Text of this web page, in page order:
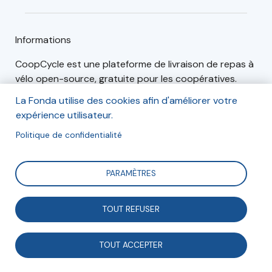
Informations
CoopCycle est une plateforme de livraison de repas à
vélo open-source, gratuite pour les coopératives.
Articles (2)
La Fonda utilise des cookies afin d'améliorer votre
expérience utilisateur.
Politique de confidentialité
PARAMÈTRES
TOUT REFUSER
TOUT ACCEPTER